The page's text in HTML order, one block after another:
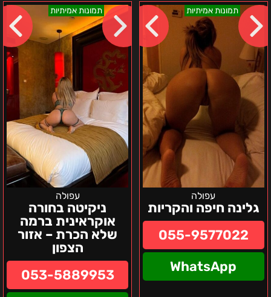
תמונות אמיתיות
עפולה
גלינה חיפה והקריות
055-9577022
WhatsApp
גלינה
חיפה
והקריות
תמונות אמיתיות
עפולה
ניקיטה בחורה
אוקראינית ברמה
שלא הכרת – אזור
הצפון
053-5889953
ניקיטה
בחורה
אוקראינית
ברמה
שלא
הכרת
–
אזור
הצפון